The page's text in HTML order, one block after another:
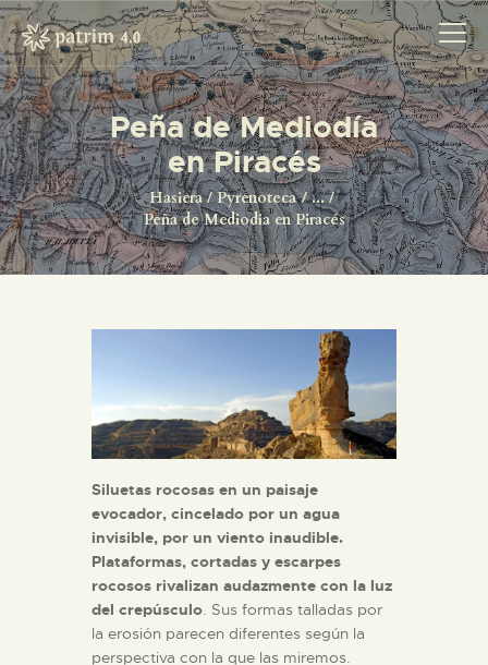
Peña de Mediodía
en Piracés
Hasiera Pyrenoteca
...
Peña de Mediodía en Piracés
HASIERA
PYRENOTECA 4.0
PROIEKTUAK
SAREA
Siluetas rocosas en un paisaje
evocador, cincelado por un agua
invisible, por un viento inaudible.
Plataformas, cortadas y escarpes
rocosos rivalizan audazmente con la luz
del crepúsculo. Sus formas talladas por
la erosión parecen diferentes según la
perspectiva con la que las miremos.